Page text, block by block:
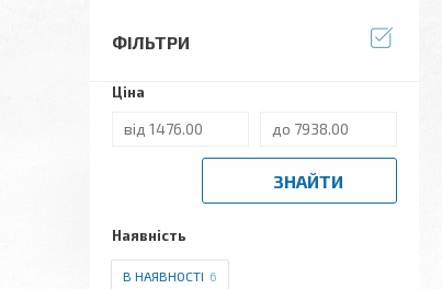
ФІЛЬТРИ
Ціна
ЗНАЙТИ
Наявність
В НАЯВНОСТІ 6